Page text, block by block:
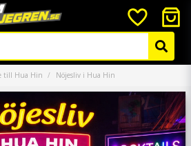
till Hua Hin Nöjesliv i Hua Hin